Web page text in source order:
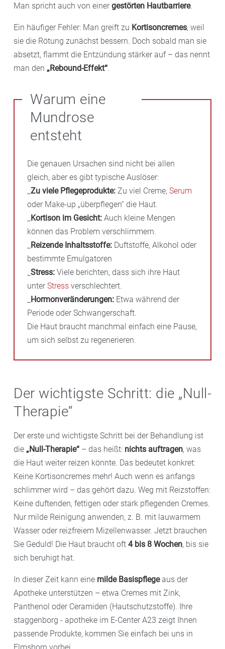
Man spricht auch von einer gestörten Hautbarriere.
Ein häufiger Fehler: Man greift zu Kortisoncremes, weil
sie die Rötung zunächst bessern. Doch sobald man sie
absetzt, flammt die Entzündung stärker auf – das nennt
man den „Rebound-Effekt“.
Warum eine
Mundrose
entsteht
Die genauen Ursachen sind nicht bei allen
gleich, aber es gibt typische Auslöser:
Zu viele Pflegeprodukte: Zu viel Creme, Serum
oder Make-up „überpflegen“ die Haut.
Kortison im Gesicht: Auch kleine Mengen
können das Problem verschlimmern.
Reizende Inhaltsstoffe: Duftstoffe, Alkohol oder
bestimmte Emulgatoren
Stress: Viele berichten, dass sich ihre Haut
unter Stress verschlechtert.
Hormonveränderungen: Etwa während der
Periode oder Schwangerschaft.
Die Haut braucht manchmal einfach eine Pause,
um sich selbst zu regenerieren.
Der wichtigste Schritt: die „Null-
Therapie“
Der erste und wichtigste Schritt bei der Behandlung ist
die „Null-Therapie“ – das heißt: nichts auftragen, was
die Haut weiter reizen könnte. Das bedeutet konkret:
Keine Kortisoncremes mehr! Auch wenn es anfangs
schlimmer wird – das gehört dazu. Weg mit Reizstoffen:
Keine duftenden, fettigen oder stark pflegenden Cremes.
Nur milde Reinigung anwenden, z. B. mit lauwarmem
Wasser oder reizfreiem Mizellenwasser. Jetzt brauchen
Sie Geduld! Die Haut braucht oft 4 bis 8 Wochen, bis sie
sich beruhigt hat.
In dieser Zeit kann eine milde Basispflegeaus der
Apotheke unterstützen – etwa Cremes mit Zink,
Panthenol oder Ceramiden (Hautschutzstoffe). Ihre
staggenborg - apotheke im E-Center A23 zeigt Ihnen
passende Produkte, kommen Sie einfach bei uns in